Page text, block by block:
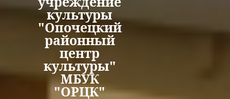
культуры
"Опочецкий
районный
центр
культуры"
МБУК
"ОРЦК"